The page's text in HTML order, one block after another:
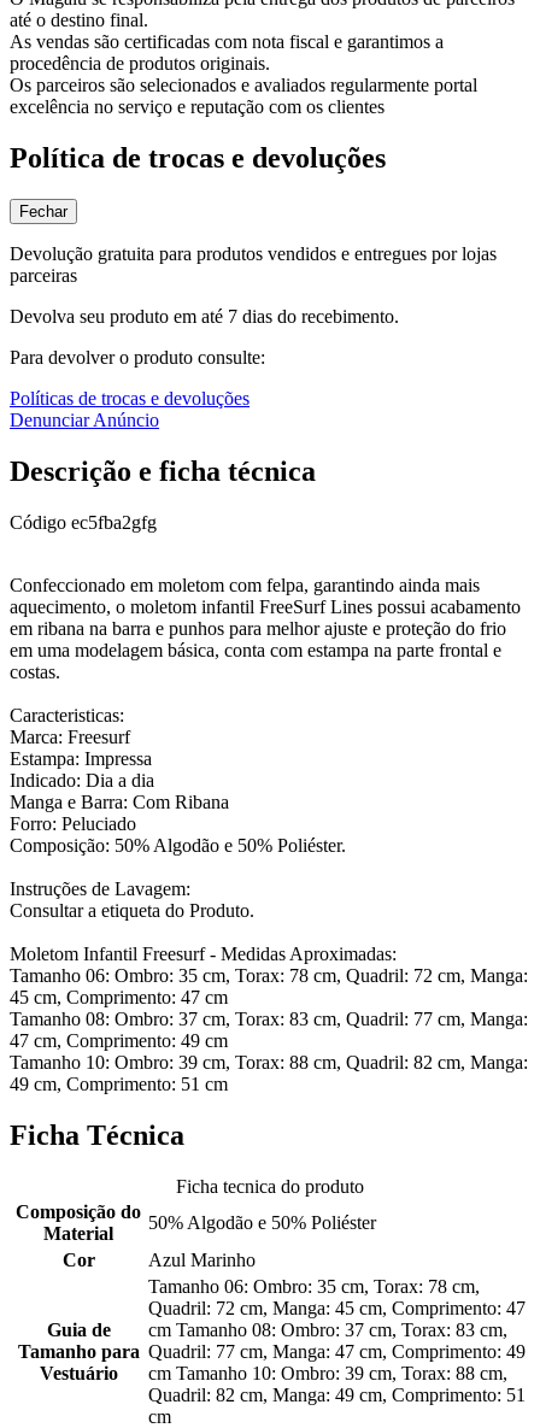
até o destino final.
As vendas são certificadas com nota fiscal e garantimos a
procedência de produtos originais.
Os parceiros são selecionados e avaliados regularmente portal
excelência no serviço e reputação com os clientes
Política de trocas e devoluções
Fechar
Devolução gratuita para produtos vendidos e entregues por lojas
parceiras
Devolva seu produto em até 7 dias do recebimento.
Para devolver o produto consulte:
Políticas de trocas e devoluções
Denunciar Anúncio
Descrição e ficha técnica
Código ec5fba2gfg
Confeccionado em moletom com felpa, garantindo ainda mais
aquecimento, o moletom infantil FreeSurf Lines possui acabamento
em ribana na barra e punhos para melhor ajuste e proteção do frio
em uma modelagem básica, conta com estampa na parte frontal e
costas.
Caracteristicas:
Marca: Freesurf
Estampa: Impressa
Indicado: Dia a dia
Manga e Barra: Com Ribana
Forro: Peluciado
Composição: 50% Algodão e 50% Poliéster.
Instruções de Lavagem:
Consultar a etiqueta do Produto.
Moletom Infantil Freesurf - Medidas Aproximadas:
Tamanho 06: Ombro: 35 cm, Torax: 78 cm, Quadril: 72 cm, Manga:
45 cm, Comprimento: 47 cm
Tamanho 08: Ombro: 37 cm, Torax: 83 cm, Quadril: 77 cm, Manga:
47 cm, Comprimento: 49 cm
Tamanho 10: Ombro: 39 cm, Torax: 88 cm, Quadril: 82 cm, Manga:
49 cm, Comprimento: 51 cm
Ficha Técnica
Ficha tecnica do produto
Composição do
Material
50% Algodão e 50% Poliéster
Cor
Azul Marinho
Guia de
Tamanho para
Vestuário
Tamanho 06: Ombro: 35 cm, Torax: 78 cm,
Quadril: 72 cm, Manga: 45 cm, Comprimento: 47
cm Tamanho 08: Ombro: 37 cm, Torax: 83 cm,
Quadril: 77 cm, Manga: 47 cm, Comprimento: 49
cm Tamanho 10: Ombro: 39 cm, Torax: 88 cm,
Quadril: 82 cm, Manga: 49 cm, Comprimento: 51
cm